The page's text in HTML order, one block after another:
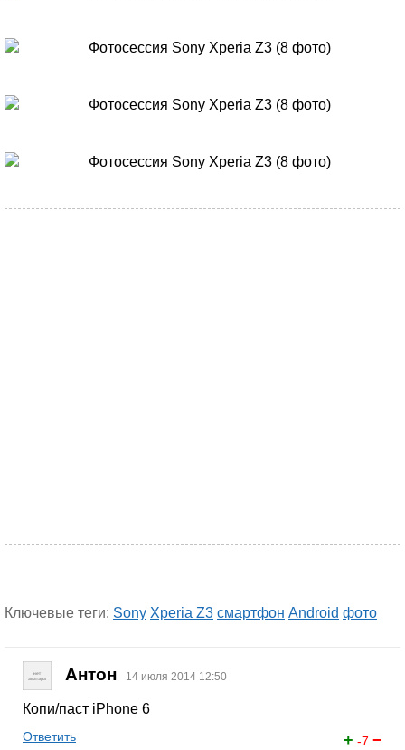
Ключевые теги: Sony Xperia Z3 смартфон Android фото
Антон 14 июля 2014 12:50
Копи/паст iPhone 6
+ -7 −
Ответить